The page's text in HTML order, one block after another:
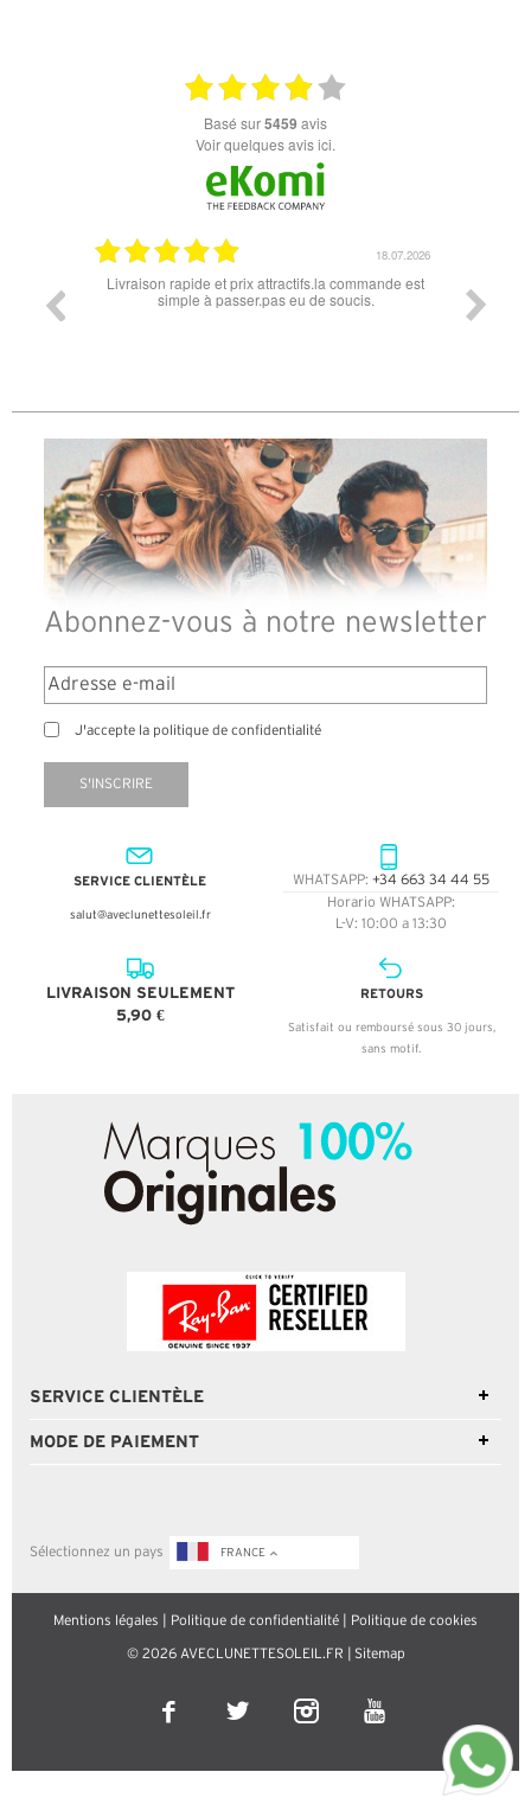
basé sur5459 avis
Voir quelques avis ici.
06.07.2026
Super lunette merci pour les lunettes pour l'éclipse
Abonnez-vous à notre newsletter
J'accepte la politique de confidentialité
S'INSCRIRE
SERVICE CLIENTÈLE
salut@aveclunettesoleil.fr
WHATSAPP: +34 663 34 44 55
Horario WHATSAPP:
L-V: 10:00 a 13:30
LIVRAISON SEULEMENT
5,90 €
RETOURS
Satisfait ou remboursé sous 30 jours,
sans motif.
SERVICE CLIENTÈLE
MODE DE PAIEMENT
Sélectionnez un pays FRANCE
Mentions légales Politique de confidentialité Politique de cookies
© 2026 AVECLUNETTESOLEIL.FR | Sitemap